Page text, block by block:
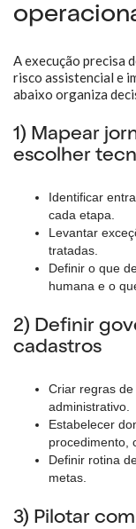
A execução precisa
risco assistencial e
abaixo organiza
1) Mapear
escolher
Identificar
cada etapa.
Levantar
tratadas.
Definir o que
humana e o
2) Definir
cadastros
Criar regras
administrativo.
Estabelecer
procedimento,
Definir rotina
metas.
3) Pilotar